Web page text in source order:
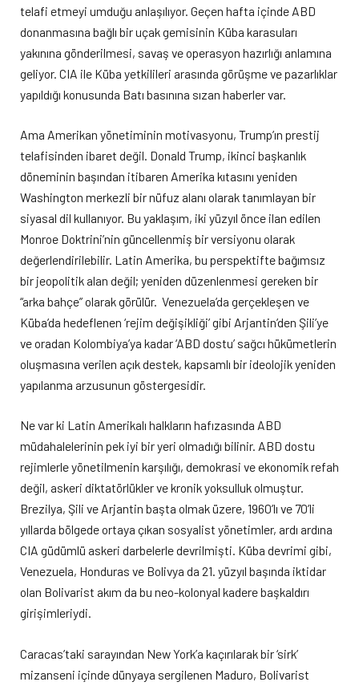
telafi etmeyi umduğu anlaşılıyor. Geçen hafta içinde ABD
donanmasına bağlı bir uçak gemisinin Küba karasuları
yakınına gönderilmesi, savaş ve operasyon hazırlığı anlamına
geliyor. CIA ile Küba yetkilileri arasında görüşme ve pazarlıklar
yapıldığı konusunda Batı basınına sızan haberler var.
Ama Amerikan yönetiminin motivasyonu, Trump’ın prestij
telafisinden ibaret değil. Donald Trump, ikinci başkanlık
döneminin başından itibaren Amerika kıtasını yeniden
Washington merkezli bir nüfuz alanı olarak tanımlayan bir
siyasal dil kullanıyor. Bu yaklaşım, iki yüzyıl önce ilan edilen
Monroe Doktrini’nin güncellenmiş bir versiyonu olarak
değerlendirilebilir. Latin Amerika, bu perspektifte bağımsız
bir jeopolitik alan değil; yeniden düzenlenmesi gereken bir
“arka bahçe” olarak görülür. Venezuela’da gerçekleşen ve
Küba’da hedeflenen ‘rejim değişikliği’ gibi Arjantin’den Şili’ye
ve oradan Kolombiya’ya kadar ‘ABD dostu’ sağcı hükümetlerin
oluşmasına verilen açık destek, kapsamlı bir ideolojik yeniden
yapılanma arzusunun göstergesidir.
Ne var ki Latin Amerikalı halkların hafızasında ABD
müdahalelerinin pek iyi bir yeri olmadığı bilinir. ABD dostu
rejimlerle yönetilmenin karşılığı, demokrasi ve ekonomik refah
değil, askeri diktatörlükler ve kronik yoksulluk olmuştur.
Brezilya, Şili ve Arjantin başta olmak üzere, 1960’lı ve 70’li
yıllarda bölgede ortaya çıkan sosyalist yönetimler, ardı ardına
CIA güdümlü askeri darbelerle devrilmişti. Küba devrimi gibi,
Venezuela, Honduras ve Bolivya da 21. yüzyıl başında iktidar
olan Bolivarist akım da bu neo-kolonyal kadere başkaldırı
girişimleriydi.
Caracas’taki sarayından New York’a kaçırılarak bir ‘sirk’
mizanseni içinde dünyaya sergilenen Maduro, Bolivarist